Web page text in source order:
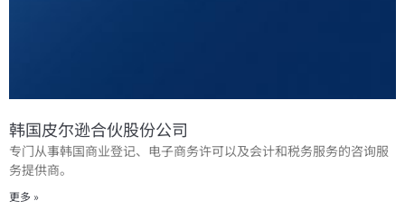
韩国皮尔逊合伙股份公司
专门从事韩国商业登记、电子商务许可以及会计和税务服务的咨询服
务提供商。
更多 »